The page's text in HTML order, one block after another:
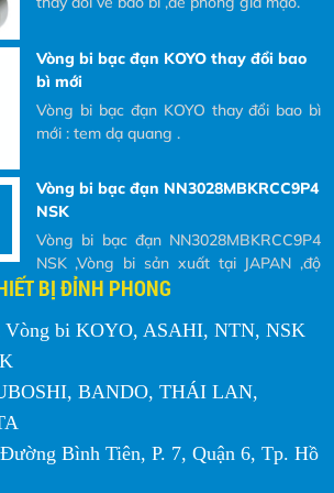
Vòng bi bạc đạn KOYO thay đổi bao
bì mới
Vòng bi bạc đạn KOYO thay đổi bao bì
mới : tem dạ quang .
Vòng bi bạc đạn NN3028MBKRCC9P4
NSK
Vòng bi bạc đạn NN3028MBKRCC9P4
NSK ,Vòng bi sản xuất tại JAPAN ,độ
chính xác cao sử dụng trục chính máy
Vòng bi NTN thay đổi bao bì mới
ty NTN được thành lập năm 1918 tại
Nhật Bản
Vòng bi bạc đạn TIMKEN (USA)
BỊ ĐỈNH PHONG
Vòng bi KOYO, ASAHI, NTN, NSK
BANDO, THÁI LAN,
Bình Tiên, P. 7, Quận 6, Tp. Hồ